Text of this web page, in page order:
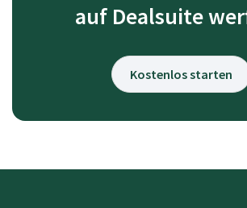
auf Dealsuite
Kostenlos starten